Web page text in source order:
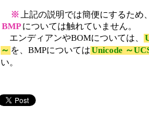
※ 上記の説明では簡便にするため
BMPについては触れていません。
エンディアンやBOMについては、
～ を、BMPについてはUnicode ～
い。